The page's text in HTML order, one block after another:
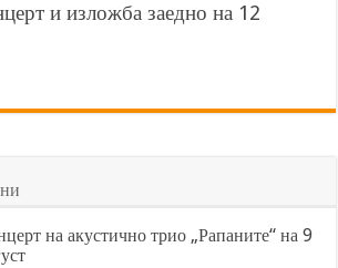
и изложба заедно на 12
на акустично трио „Рапаните“ на 9